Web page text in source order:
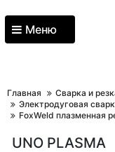
Меню
Главная
Сварка и
Электродуговая
FoxWeld плазменная
UNO PLASMA